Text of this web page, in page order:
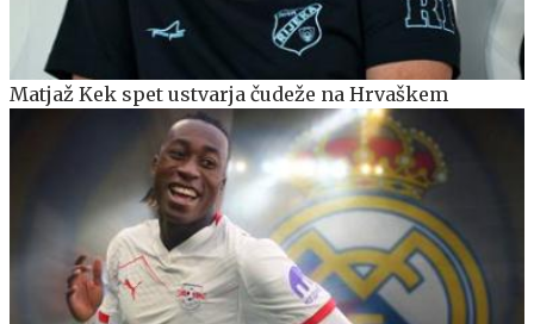
Matjaž Kek spet ustvarja čudeže na Hrvaškem